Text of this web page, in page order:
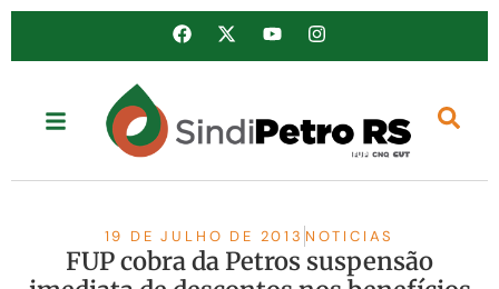
19 DE JULHO DE 2013 NOTICIAS
FUP cobra da Petros suspensão